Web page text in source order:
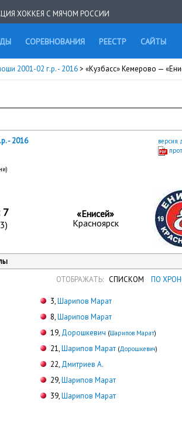
ХОККЕЯ С МЯЧОМ РОССИИ
СОРЕВНОВАНИЯ РЕЕСТР САЙТЫ
2001-02 г.р. - 2016> «Кузбасс» Кемерово —
версия
- 2016
7
«Енисей»
Красноярск
ОТОБРАЖАТЬ: СПИСКОМ ПО
3,Шарипов Марат
8,Шарипов Марат
19, Дорошкевич (Шарипов Марат)
21,Шарипов Марат (Дорошкевич)
22, Дмитриев А.
29,Шарипов Марат
39,Шарипов Марат